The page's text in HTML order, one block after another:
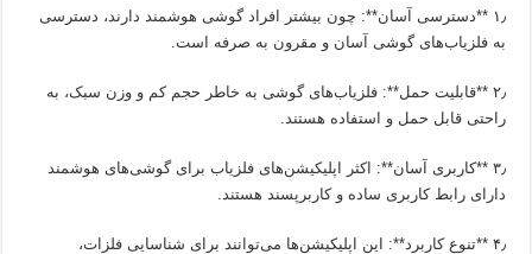
۱٫ **دسترسی آسان**: چون بیشتر افراد گوشی هوشمند دارند، دسترسی
به فلزیاب‌های گوشی آسان و مقرون به صرفه است.
۲٫ **قابلیت حمل**: فلزیاب‌های گوشی به خاطر حجم کم و وزن سبک، به
راحتی قابل حمل و استفاده هستند.
۳٫ **کاربری آسان**: اکثر اپلیکیشن‌های فلزیاب برای گوشی‌های هوشمند
دارای رابط کاربری ساده و کاربرپسند هستند.
۴٫ **تنوع کاربرد**: این اپلیکیشن‌ها می‌توانند برای شناسایی فلزات،